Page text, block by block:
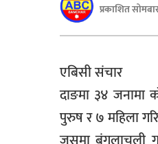
प्रकाशित
एबिसी संचार
दाङमा ३४ जनामा
पुरुष र ७ महिला